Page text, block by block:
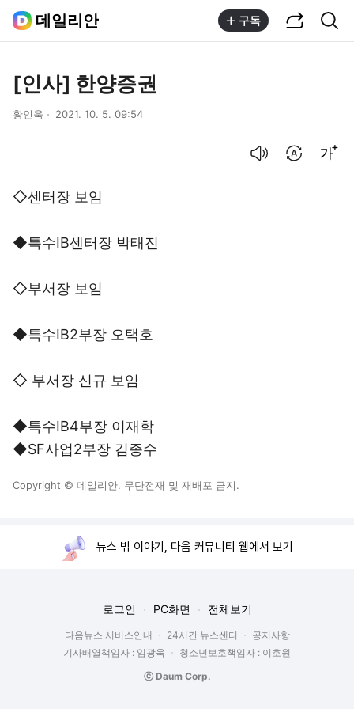
데일리안 구독
[인사] 한양증권
황인욱 2021. 10. 5. 09:54
◇센터장 보임
◆특수IB센터장 박태진
◇부서장 보임
◆특수IB2부장 오택호
◇ 부서장 신규 보임
◆특수IB4부장 이재학
◆SF사업2부장 김종수
Copyright © 데일리안. 무단전재 및 재배포 금지.
뉴스 밖 이야기, 다음 커뮤니티 웹에서 보기
로그인 PC화면 전체보기
다음뉴스 서비스안내 24시간 뉴스센터
공지사항
기사배열책임자 : 임광욱
청소년보호책임자 : 이호원
ⓒ Daum Corp.